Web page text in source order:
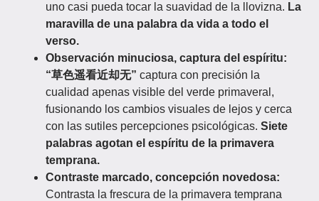
uno casi pueda tocar la suavidad de la llovizna. La
maravilla de una palabra da vida a todo el
verso.
Observación minuciosa, captura del espíritu:
“草色遥看近却无” captura con precisión la
cualidad apenas visible del verde primaveral,
fusionando los cambios visuales de lejos y cerca
con las sutiles percepciones psicológicas. Siete
palabras agotan el espíritu de la primavera
temprana.
Contraste marcado, concepción novedosa:
Contrasta la frescura de la primavera temprana